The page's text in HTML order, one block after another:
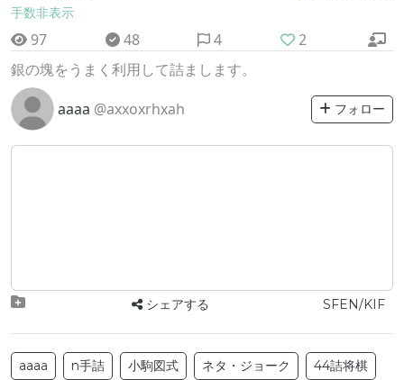
手数非表示
97 48 4
2
銀の塊をうまく利用して詰まします。
aaaa @axxoxrhxah フォロー
シェアする SFEN/KIF
aaaa n手詰 小駒図式 ネタ・ジョーク 44詰将棋